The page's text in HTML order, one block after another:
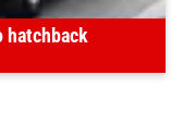
hatchback